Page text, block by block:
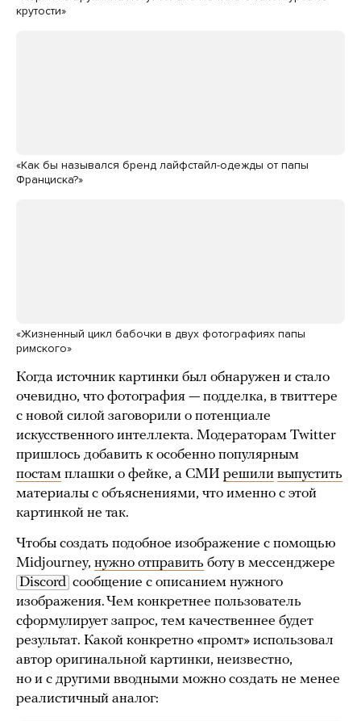
крутости»
«Как бы назывался бренд лайфстайл-одежды от папы
Франциска?»
«Жизненный цикл бабочки в двух фотографиях папы
римского»
Когда источник картинки был обнаружен и стало
очевидно, что фотография — подделка, в твиттере
с новой силой заговорили о потенциале
искусственного интеллекта. Модераторам Twitter
пришлось добавить к особенно популярным
постам плашки о фейке, а СМИ решили выпустить
материалы с объяснениями, что именно с этой
картинкой не так.
Чтобы создать подобное изображение с помощью
Midjourney, нужно отправить боту в мессенджере
Discord сообщение с описанием нужного
изображения. Чем конкретнее пользователь
сформулирует запрос, тем качественнее будет
результат. Какой конкретно «промт» использовал
автор оригинальной картинки, неизвестно,
но и с другими вводными можно создать не менее
реалистичный аналог: